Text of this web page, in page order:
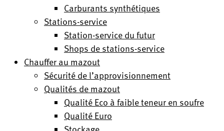
Carburants synthétiques
Stations-service
Station-service du futur
Shops de stations-service
Chauffer au mazout
Sécurité de l’approvisionnement
Qualités de mazout
Qualité Eco à faible teneur en soufre
Qualité Euro